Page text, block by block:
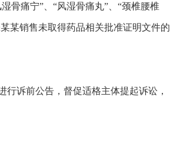
痛宁”、“风湿骨痛丸”、“颈椎腰椎
某销售未取得药品相关批准证明文件的
诉前公告，督促适格主体提起诉讼，